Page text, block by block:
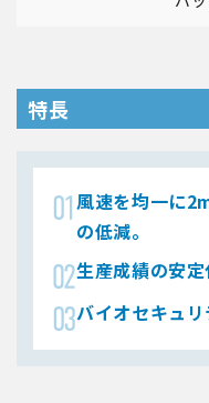
特長
風速を均一に
の低減。
生産成績の安定
バイオセキュリ